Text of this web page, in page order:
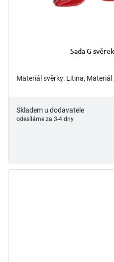
Sada G
Materiál svěrky: Litina, Materiál
Skladem u dodavatele
odesíláme za 3-4 dny